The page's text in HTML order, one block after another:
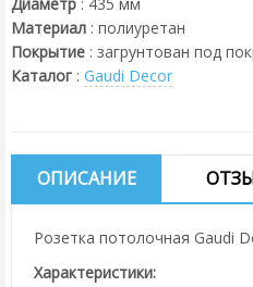
Материал : полиуретан
Покрытие : загрунтован под
Каталог : Gaudi Decor
ОПИСАНИЕ
Розетка потолочная Gaudi
Характеристики: